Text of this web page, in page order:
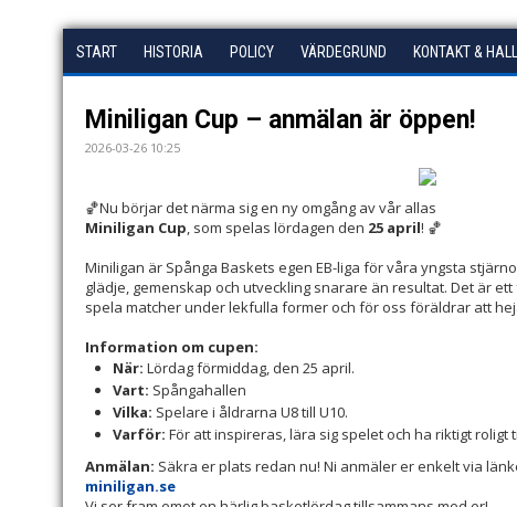
START HISTORIA POLICY VÄRDEGRUND KONTAKT &
Miniligan Cup – anmälan är öppen!
2026-03-26 10:25
🏀Nu börjar det närma sig en ny omgång av vår allas
Miniligan Cup , som spelas lördagen den 25 april! 🏀
Miniligan är Spånga Baskets egen EB-liga för våra yngsta
glädje, gemenskap och utveckling snarare än resultat. Det är
spela matcher under lekfulla former och för oss föräldrar att
Information om cupen:
När: Lördag förmiddag, den 25 april.
Vart: Spångahallen
Vilka: Spelare i åldrarna U8 till U10.
Varför: För att inspireras, lära sig spelet och ha riktigt roligt
Anmälan: Säkra er plats redan nu! Ni anmäler er enkelt via
miniligan.se